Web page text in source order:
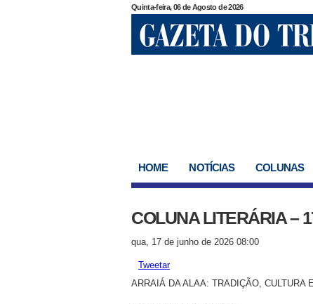
Quinta-feira, 06 de Agosto de 2026
HOME NOTÍCIAS COLUNAS
COLUNA LITERÁRIA –
qua, 17 de junho de 2026 08:00
Tweetar
ARRAIÁ DA ALAA: TRADIÇÃO, CULTURA